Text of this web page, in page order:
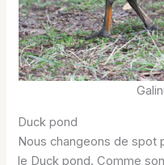
Duck pond
Nous changeons de spot
le Duck pond. Comme